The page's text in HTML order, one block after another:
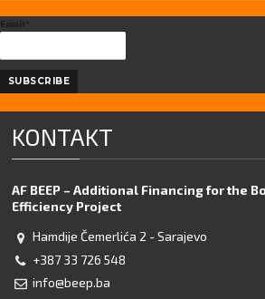
Email*
KONTAKT
AF BEEP – Additional Financing for the
Efficiency Project
Hamdije Čemerlića 2 - Sarajevo
+387 33 726 548
info@beep.ba